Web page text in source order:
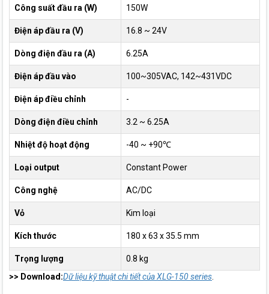
Công suất đầu ra (W) 150W
Điện áp đầu ra (V) 16.8 ~ 24V
Dòng điện đầu ra (A) 6.25A
Điện áp đầu vào 100~305VAC, 142~431VDC
Điện áp điều chỉnh -
Dòng điện điều chỉnh 3.2 ~ 6.25A
Nhiệt độ hoạt động -40 ~ +90℃
Loại output Constant Power
Công nghệ AC/DC
Vỏ Kim loại
Kích thước 180 x 63 x 35.5 mm
Trọng lượng
0.8 kg
>> Download:Dữ liệu kỹ thuật chi tiết của XLG-150 series